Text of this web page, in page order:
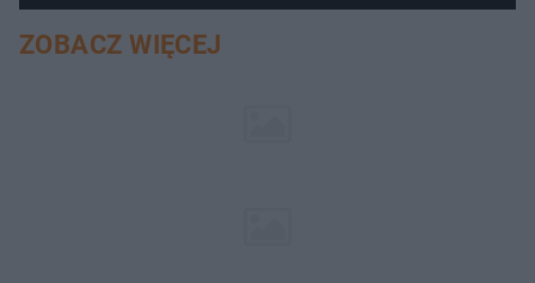
ZOBACZ WIĘCEJ